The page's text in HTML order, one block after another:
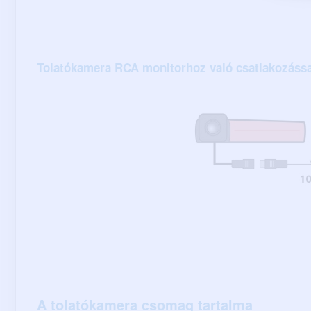
Tolatókamera RCA monitorhoz való
A tolatókamera csomag tartalma